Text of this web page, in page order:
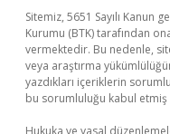
Sitemiz, 5651 Sayılı Kanun
Kurumu (BTK) tarafından
vermektedir. Bu nedenle,
veya araştırma
yazdıkları içeriklerin
bu sorumluluğu kabul etmiş
Hukuka ve yasal